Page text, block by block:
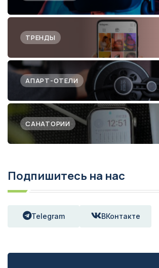
ТРЕНДЫ
АПАРТ-ОТЕЛИ
САНАТОРИИ
Подпишитесь на нас
Telegram ВКонтакте